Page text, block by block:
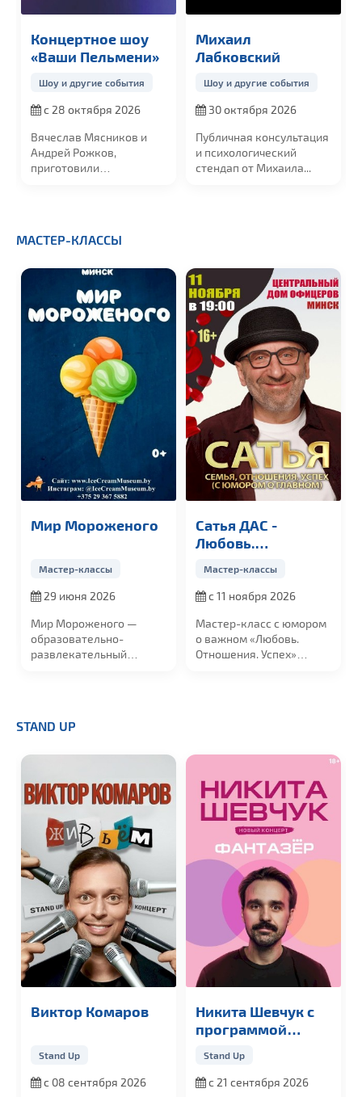
Концертное шоу
«Ваши Пельмени»
Шоу и другие события
с 28 октября 2026
Вячеслав Мясников и
Андрей Рожков,
приготовили
Михаил
Лабковский
Шоу и другие события
30 октября 2026
Публичная консультация
и психологический
стендап от Михаила...
МАСТЕР-КЛАССЫ
Мир Мороженого
Мастер-классы
29 июня 2026
Мир Мороженого —
образовательно-
развлекательный
Сатья ДАС -
Любовь.
Мастер-классы
с 11 ноября 2026
Мастер-класс с юмором
о важном «Любовь.
Отношения. Успех»
STAND UP
Виктор Комаров
Stand Up
с 08 сентября 2026
Никита Шевчук с
программой
Stand Up
с 21 сентября 2026